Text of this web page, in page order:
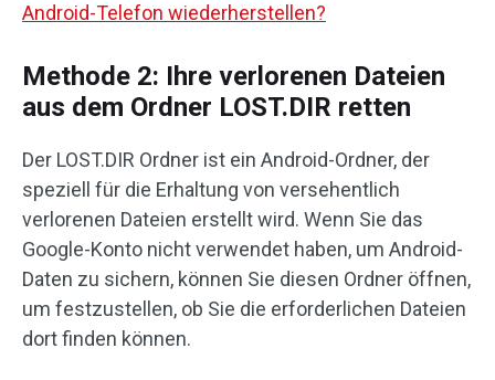
Android-Telefon wiederherstellen?
Methode 2: Ihre verlorenen Dateien
aus dem Ordner LOST.DIR retten
Der LOST.DIR Ordner ist ein Android-Ordner, der
speziell für die Erhaltung von versehentlich
verlorenen Dateien erstellt wird. Wenn Sie das
Google-Konto nicht verwendet haben, um Android-
Daten zu sichern, können Sie diesen Ordner öffnen,
um festzustellen, ob Sie die erforderlichen Dateien
dort finden können.